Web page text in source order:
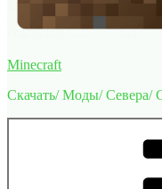
Minecraft
Скачать/ Моды/ Севера/